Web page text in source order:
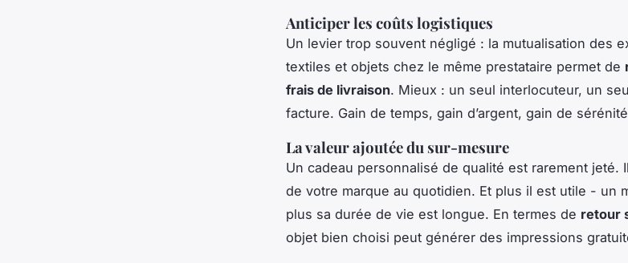
Anticiper les coûts logistiques
Un levier trop souvent négligé : la mutualisation des
textiles et objets chez le même prestataire permet de
frais de livraison. Mieux : un seul interlocuteur, un
facture. Gain de temps, gain d’argent, gain de
La valeur ajoutée du sur-mesure
Un cadeau personnalisé de qualité est rarement jeté.
de votre marque au quotidien. Et plus il est utile - un
plus sa durée de vie est longue. En termes de retour
objet bien choisi peut générer des impressions